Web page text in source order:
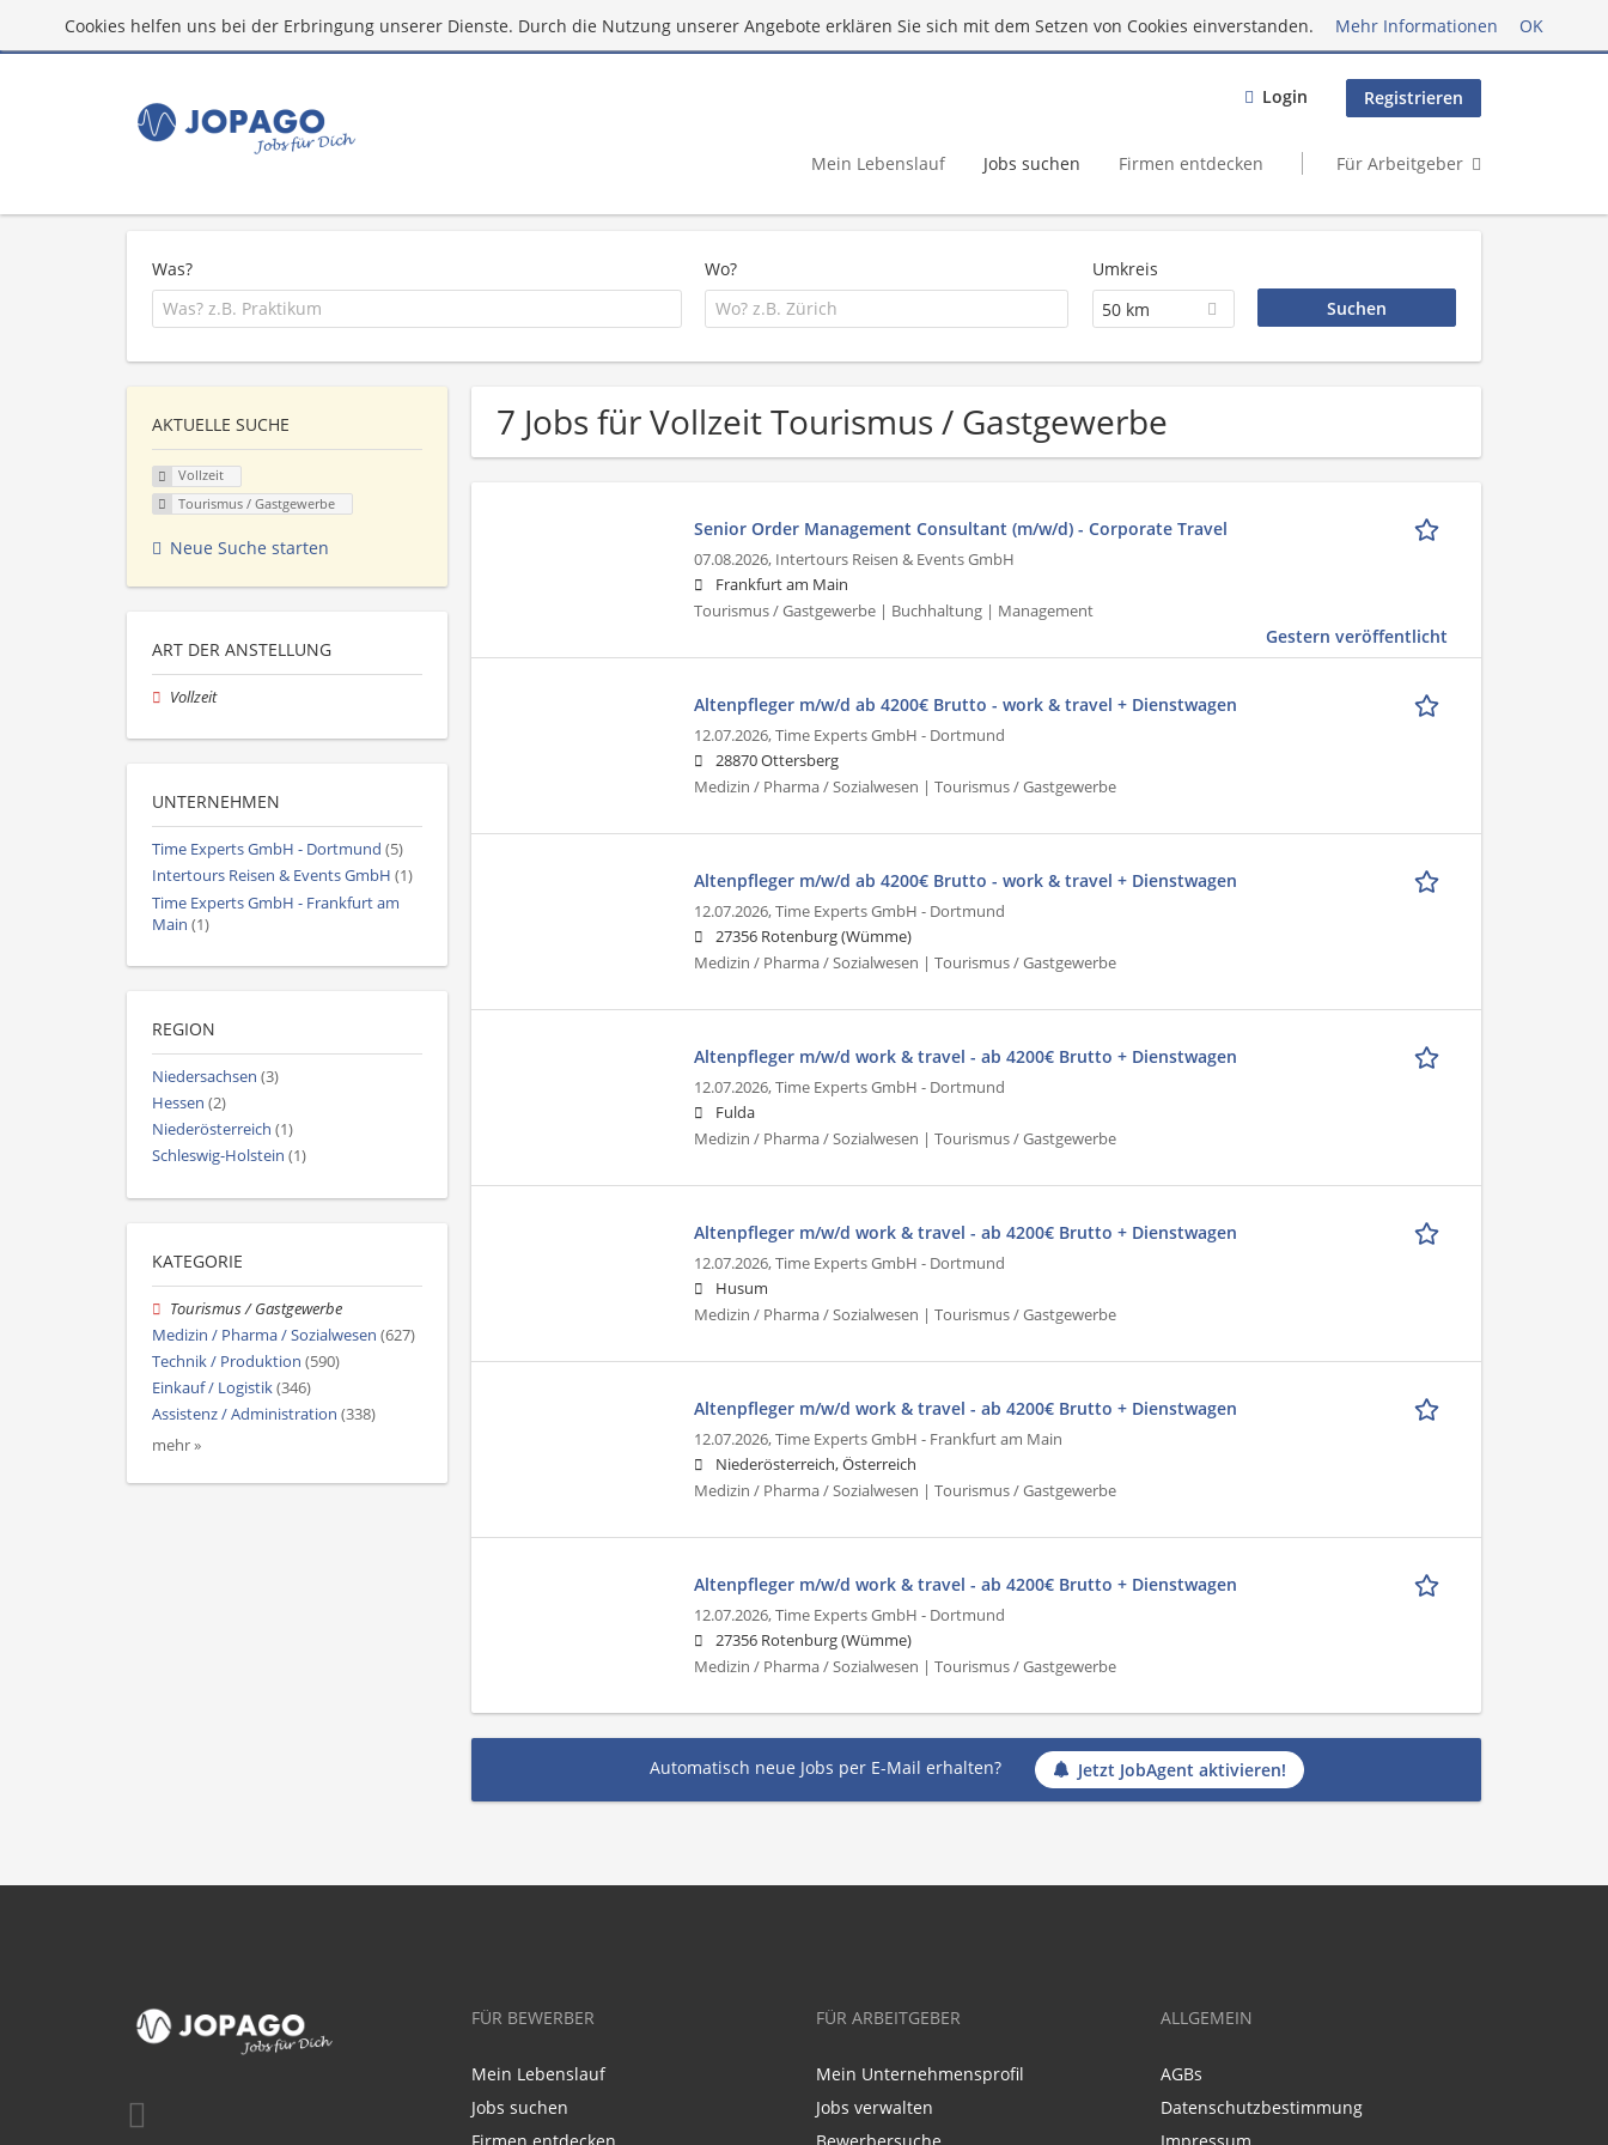
Cookies helfen uns bei der Erbringung unserer Dienste. Durch die Nutzung unserer Angebote erklären Sie sich mit dem Setzen von Cookies einverstanden. Mehr Informationen OK
Login Registrieren
Mein Lebenslauf Jobs suchen Firmen entdecken Für Arbeitgeber
Was? Wo?
Umkreis
50 km
7 Jobs für Vollzeit Tourismus / Gastgewerbe
Senior Order Management Consultant (m/w/d) - Corporate Travel
07.08.2026, Intertours Reisen & Events GmbH
Frankfurt am Main
Tourismus / Gastgewerbe | Buchhaltung | Management
Gestern veröffentlicht
Altenpfleger m/w/d ab 4200€ Brutto - work & travel + Dienstwagen
12.07.2026,Time Experts GmbH - Dortmund
28870 Ottersberg
Medizin / Pharma / Sozialwesen | Tourismus / Gastgewerbe
Altenpfleger m/w/d ab 4200€ Brutto - work & travel + Dienstwagen
12.07.2026,Time Experts GmbH - Dortmund
27356 Rotenburg (Wümme)
Medizin / Pharma / Sozialwesen | Tourismus / Gastgewerbe
Altenpfleger m/w/d work & travel - ab 4200€ Brutto + Dienstwagen
12.07.2026,Time Experts GmbH - Dortmund
Fulda
Medizin / Pharma / Sozialwesen | Tourismus / Gastgewerbe
Altenpfleger m/w/d work & travel - ab 4200€ Brutto + Dienstwagen
12.07.2026,Time Experts GmbH - Dortmund
Husum
Medizin / Pharma / Sozialwesen | Tourismus / Gastgewerbe
Altenpfleger m/w/d work & travel - ab 4200€ Brutto + Dienstwagen
12.07.2026,Time Experts GmbH - Frankfurt am Main
Niederösterreich, Österreich
Medizin / Pharma / Sozialwesen | Tourismus / Gastgewerbe
Altenpfleger m/w/d work & travel - ab 4200€ Brutto + Dienstwagen
12.07.2026,Time Experts GmbH - Dortmund
27356 Rotenburg (Wümme)
Medizin / Pharma / Sozialwesen | Tourismus / Gastgewerbe
Automatisch neue Jobs per E-Mail erhalten? Jetzt JobAgent aktivieren!
AKTUELLE SUCHE
Vollzeit
Tourismus / Gastgewerbe
Neue Suche starten
ART DER ANSTELLUNG
Vollzeit
UNTERNEHMEN
Time Experts GmbH - Dortmund (5)
Intertours Reisen & Events GmbH (1)
Time Experts GmbH - Frankfurt am
Main (1)
REGION
Niedersachsen (3)
Hessen (2)
Niederösterreich (1)
Schleswig-Holstein (1)
KATEGORIE
Tourismus / Gastgewerbe
Medizin / Pharma / Sozialwesen (627)
Technik / Produktion (590)
Einkauf / Logistik(346)
Assistenz / Administration (338)
mehr »
FÜR BEWERBER
Mein Lebenslauf
Jobs suchen
FÜR ARBEITGEBER
Mein Unternehmensprofil
Jobs verwalten
ALLGEMEIN
AGBs
Datenschutzbestimmung